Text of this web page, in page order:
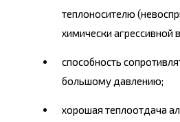
теплоносителю
химически агрессивной
способность
большому давлению;
хорошая теплоотдача